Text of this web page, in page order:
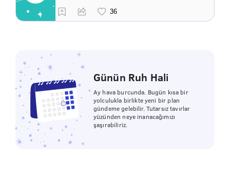
Günün Ruh Hali
Ay hava burcunda. Bugün kısa bir
yolculukla birlikte yeni bir plan
gündeme gelebilir. Tutarsız tavırlar
yüzünden neye inanacağımızı
şaşırabiliriz.